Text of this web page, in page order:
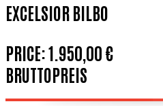
EXCELSIOR BILBO
PRICE:1.950,00 €
BRUTTOPREIS